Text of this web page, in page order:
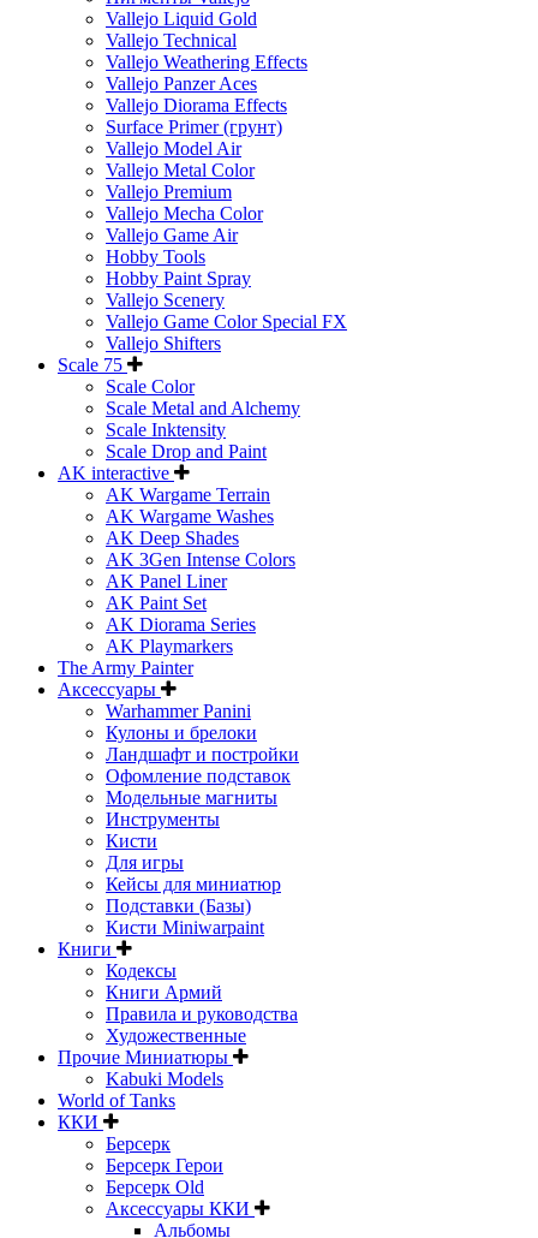
Vallejo Liquid Gold
Vallejo Technical
Vallejo Weathering Effects
Vallejo Panzer Aces
Vallejo Diorama Effects
Surface Primer (грунт)
Vallejo Model Air
Vallejo Metal Color
Vallejo Premium
Vallejo Mecha Color
Vallejo Game Air
Hobby Tools
Hobby Paint Spray
Vallejo Scenery
Vallejo Game Color Special FX
Vallejo Shifters
Scale 75
Scale Color
Scale Metal and Alchemy
Scale Inktensity
Scale Drop and Paint
AK interactive
AK Wargame Terrain
AK Wargame Washes
AK Deep Shades
AK 3Gen Intense Colors
AK Panel Liner
AK Paint Set
AK Diorama Series
AK Playmarkers
The Army Painter
Аксессуары
Warhammer Panini
Кулоны и брелоки
Ландшафт и постройки
Офомление подставок
Модельные магниты
Инструменты
Кисти
Для игры
Кейсы для миниатюр
Подставки (Базы)
Кисти Miniwarpaint
Книги
Кодексы
Книги Армий
Правила и руководства
Художественные
Прочие Миниатюры
Kabuki Models
World of Tanks
ККИ
Берсерк
Берсерк Герои
Берсерк Old
Аксессуары ККИ
Альбомы